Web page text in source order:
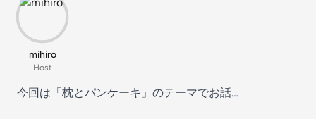
mihiro
Host
今回は「枕とパンケーキ」のテーマでお話…